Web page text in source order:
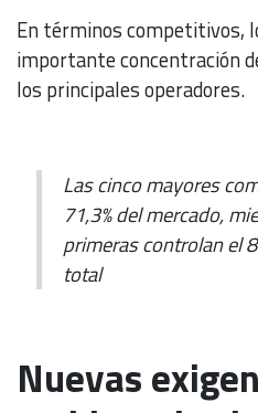
En términos competitivos,
importante concentración
los principales operadores.
Las cinco mayores
71,3% del mercado,
primeras controlan el
total
Nuevas